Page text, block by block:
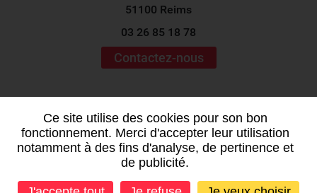
Ce site utilise des cookies pour son bon
fonctionnement. Merci d'accepter leur utilisation
notamment à des fins d'analyse, de pertinence et
de publicité.
51100 Reims
03 26 85 18 78
Contactez-nous
réseaux sociaux !